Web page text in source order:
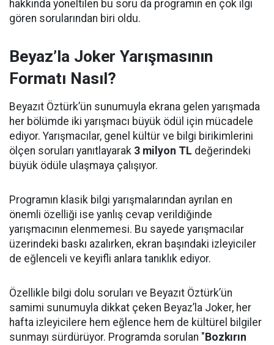
hakkında yöneltilen bu soru da programın en çok ilgi
gören sorularından biri oldu.
Beyaz’la Joker Yarışmasının
Formatı Nasıl?
Beyazıt Öztürk’ün sunumuyla ekrana gelen yarışmada
her bölümde iki yarışmacı büyük ödül için mücadele
ediyor. Yarışmacılar, genel kültür ve bilgi birikimlerini
ölçen soruları yanıtlayarak 3 milyon TL değerindeki
büyük ödüle ulaşmaya çalışıyor.
Programın klasik bilgi yarışmalarından ayrılan en
önemli özelliği ise yanlış cevap verildiğinde
yarışmacının elenmemesi. Bu sayede yarışmacılar
üzerindeki baskı azalırken, ekran başındaki izleyiciler
de eğlenceli ve keyifli anlara tanıklık ediyor.
Özellikle bilgi dolu soruları ve Beyazıt Öztürk’ün
samimi sunumuyla dikkat çeken Beyaz’la Joker, her
hafta izleyicilere hem eğlence hem de kültürel bilgiler
sunmayı sürdürüyor. Programda sorulan " Bozkırın